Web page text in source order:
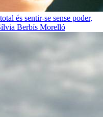
és sentir-se sense poder,
Berbís Morelló